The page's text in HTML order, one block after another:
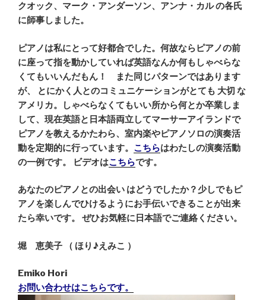
クオック、マーク・アンダーソン、アンナ・カルの各氏
に師事しました。
ピアノは私にとって好都合でした。何故ならピアノの前
に座って指を動かしていれば英語なんか何もしゃべらな
くてもいいんだもん！ また同じパターンではあります
が、
とにかく人とのコミュニケーションがとても 大切 な
アメリカ。しゃべらなくてもいい所から何とか卒業しま
して、現在英語と日本語両立してマーサーアイランドで
ピアノを教えるかたわら、室内楽やピアノソロの演奏活
動を定期的に行っています。 こちらはわたしの演奏活動
の一例です。
ビデオはこちらです。
あなたのピアノとの出会い はどうでしたか？少しでもピ
アノを楽しんでひけるようにお手伝いできることが出来
たら幸いです。
ぜひお気軽に日本語でご連絡ください。
堀 恵美子 （ ほり♪えみこ ）
Emiko Hori
お問い合わせはこちらです。